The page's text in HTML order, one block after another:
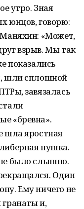
утро. Зная
юнцов, говорю:
Маняхин: «Может,
взрыв. Мы так
показались
шли сплошной
завязалась
«бревна».
шла яростная
пушка.
было слышно.
Один
Ему ничего не
и,